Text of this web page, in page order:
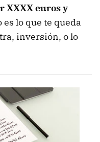
XXXX euros y
es lo que te queda
inversión, o lo